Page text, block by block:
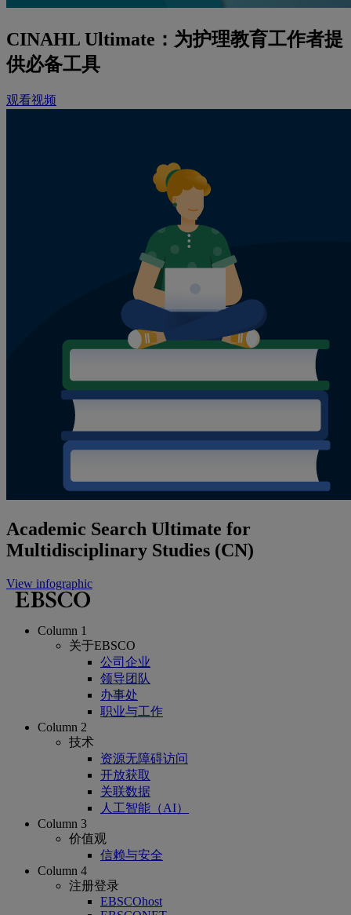
CINAHL Ultimate：为护理教育工作者提
供必备工具
观看视频
Academic Search Ultimate for
Multidisciplinary Studies (CN)
View infographic
Column 1
关于EBSCO
公司企业
领导团队
办事处
职业与工作
Column 2
技术
资源无障碍访问
开放获取
关联数据
人工智能（AI）
Column 3
价值观
信赖与安全
Column 4
注册登录
EBSCOhost